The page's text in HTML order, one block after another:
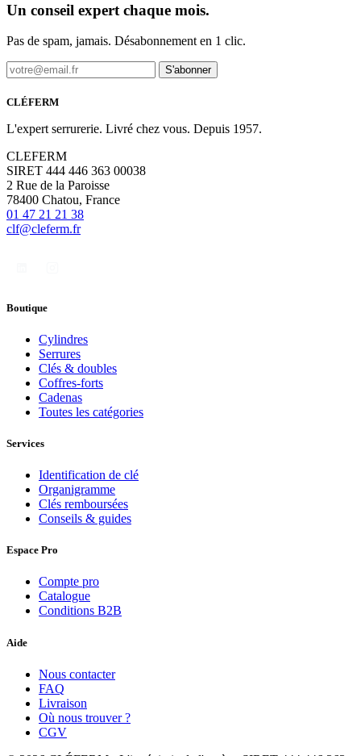
Un conseil expert chaque mois.
Pas de spam, jamais. Désabonnement en 1 clic.
S'abonner
CLÉFERM
L'expert serrurerie. Livré chez vous. Depuis 1957.
CLEFERM
SIRET 444 446 363 00038
2 Rue de la Paroisse
78400 Chatou, France
01 47 21 21 38
clf@cleferm.fr
Boutique
Cylindres
Serrures
Clés & doubles
Coffres-forts
Cadenas
Toutes les catégories
Services
Identification de clé
Organigramme
Clés remboursées
Conseils & guides
Espace Pro
Compte pro
Catalogue
Conditions B2B
Aide
Nous contacter
FAQ
Livraison
Où nous trouver ?
CGV